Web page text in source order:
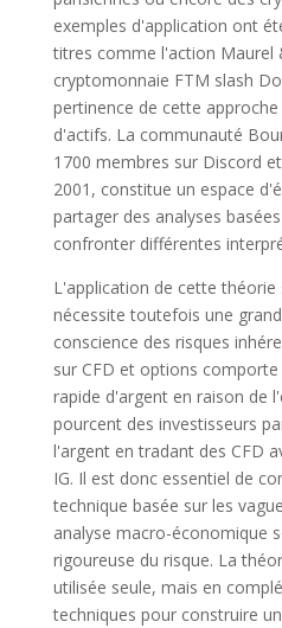
exemples d'application ont
titres comme l'action Maurel
cryptomonnaie FTM slash
pertinence de cette
d'actifs. La communauté
1700 membres sur Discord
2001, constitue un espace
partager des analyses
confronter différentes
L'application de cette théorie
nécessite toutefois une
conscience des risques
sur CFD et options
rapide d'argent en raison de
pourcent des investisseurs
l'argent en tradant des CFD
IG. Il est donc essentiel de
technique basée sur les
analyse macro-économique
rigoureuse du risque. La
utilisée seule, mais en
techniques pour construire